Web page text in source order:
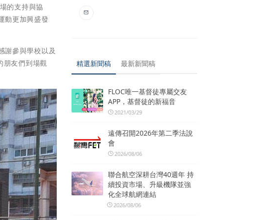
的支持與協
動更加興盛發
謝參與學校以及
朋友們到場觀
精選新聞稿 最新新聞稿
FLOC唯一基督徒專屬交友
APP，基督徒的新福音
2021/03/29
遠傳召開2026年第二季法說
會
2026/08/06
聯合航空深耕台灣40週年 持
續投資市場、升級機隊並強
化全球航網連結
2026/08/06